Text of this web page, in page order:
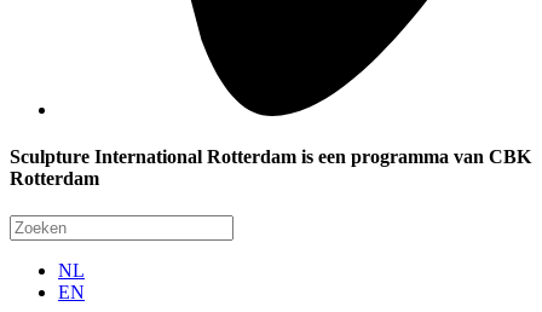
Sculpture International Rotterdam is een programma van CBK
Rotterdam
NL
EN